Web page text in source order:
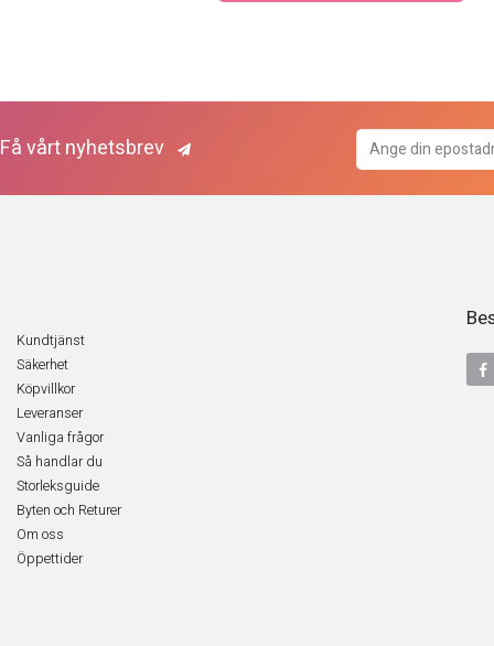
Få vårt nyhetsbrev
Kundtjänst
Säkerhet
Köpvillkor
Leveranser
Vanliga frågor
Så handlar du
Storleksguide
Byten och Returer
Om oss
Öppettider